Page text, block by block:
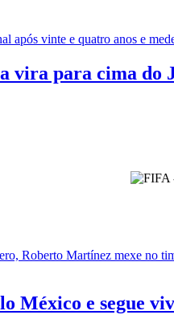
após vinte e quatro anos e
vira para cima do
Roberto Martínez mexe no
México e segue